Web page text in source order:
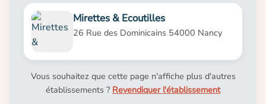
Mirettes & Ecoutilles
26 Rue des Dominicains 54000 Nancy
Vous souhaitez que cette page n'affiche plus d'autres
établissements ? Revendiquer l'établissement